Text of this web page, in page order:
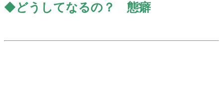
◆どうしてなるの？ 態癖